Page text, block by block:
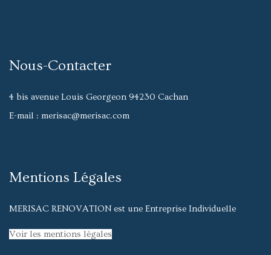
Nous-Contacter
4 bis avenue Louis Georgeon 94230 Cachan
E-mail : merisac@merisac.com
Mentions Légales
MERISAC RENOVATION est une Entreprise Individuelle
Voir les mentions légales